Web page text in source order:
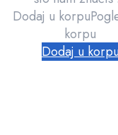
Dodaj u korpu
korpu
Dodaj u